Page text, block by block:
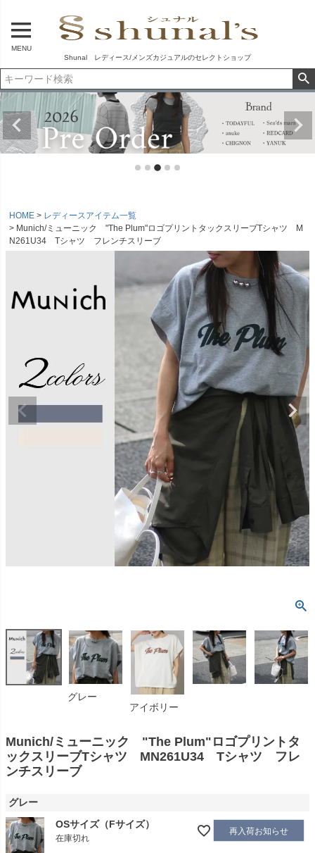
MENU
Shunal レディース/メンズカジュアルのセレクトショップ
HOME
レディースアイテム一覧
Munich/ミューニック "The Plum"ロゴプリントタックスリーブTシャツ M
N261U34 Tシャツ フレンチスリーブ
グレー
アイボリー
Munich/ミューニック "The Plum"ロゴプリントタ
ックスリーブTシャツ MN261U34 Tシャツ フレ
ンチスリーブ
グレー
OSサイズ（Fサイズ）
在庫切れ
再入荷お知らせ